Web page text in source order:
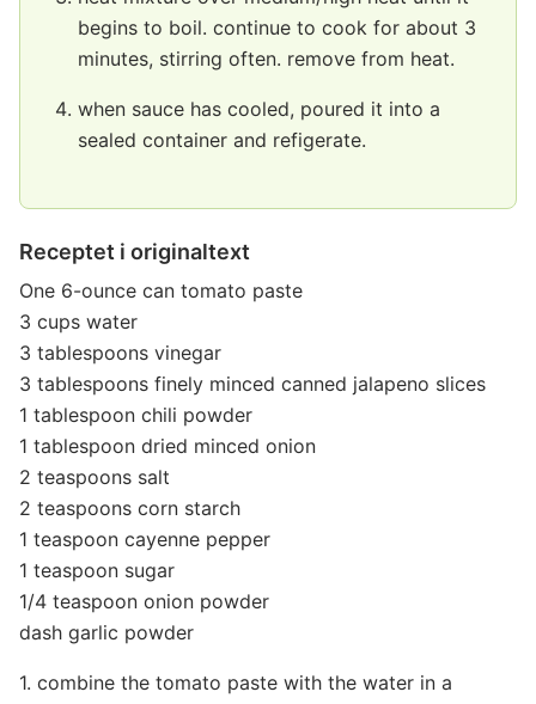
begins to boil. continue to cook for about 3
minutes, stirring often. remove from heat.
when sauce has cooled, poured it into a
sealed container and refigerate.
Receptet i originaltext
One 6-ounce can tomato paste
3 cups water
3 tablespoons vinegar
3 tablespoons finely minced canned jalapeno slices
1 tablespoon chili powder
1 tablespoon dried minced onion
2 teaspoons salt
2 teaspoons corn starch
1 teaspoon cayenne pepper
1 teaspoon sugar
1/4 teaspoon onion powder
dash garlic powder
1. combine the tomato paste with the water in a